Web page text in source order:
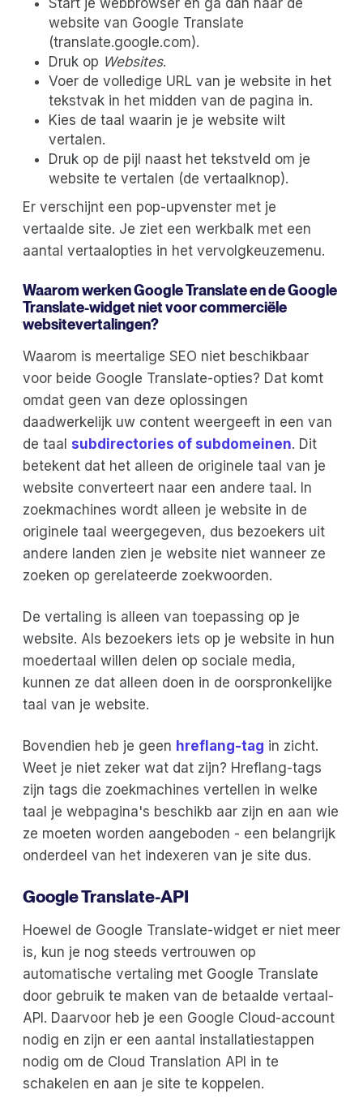
website van Google Translate
(translate.google.com).
Druk op Websites.
Voer de volledige URL van je website in het
tekstvak in het midden van de pagina in.
Kies de taal waarin je je website wilt
vertalen.
Druk op de pijl naast het tekstveld om je
website te vertalen (de vertaalknop).
Er verschijnt een pop-upvenster met je
vertaalde site. Je ziet een werkbalk met een
aantal vertaalopties in het vervolgkeuzemenu.
Waarom werken Google Translate en de Google
Translate-widget niet voor commerciële
websitevertalingen?
Waarom is meertalige SEO niet beschikbaar
voor beide Google Translate-opties? Dat komt
omdat geen van deze oplossingen
daadwerkelijk uw content weergeeft in een van
de taal subdirectories of subdomeinen. Dit
betekent dat het alleen de originele taal van je
website converteert naar een andere taal. In
zoekmachines wordt alleen je website in de
originele taal weergegeven, dus bezoekers uit
andere landen zien je website niet wanneer ze
zoeken op gerelateerde zoekwoorden.
De vertaling is alleen van toepassing op je
website. Als bezoekers iets op je website in hun
moedertaal willen delen op sociale media,
kunnen ze dat alleen doen in de oorspronkelijke
taal van je website.
Bovendien heb je geen hreflang-tag in zicht.
Weet je niet zeker wat dat zijn? Hreflang-tags
zijn tags die zoekmachines vertellen in welke
taal je webpagina's beschikb aar zijn en aan wie
ze moeten worden aangeboden - een belangrijk
onderdeel van het indexeren van je site dus.
Google Translate-API
Hoewel de Google Translate-widget er niet meer
is, kun je nog steeds vertrouwen op
automatische vertaling met Google Translate
door gebruik te maken van de betaalde vertaal-
API. Daarvoor heb je een Google Cloud-account
nodig en zijn er een aantal installatiestappen
nodig om de Cloud Translation API in te
schakelen en aan je site te koppelen.